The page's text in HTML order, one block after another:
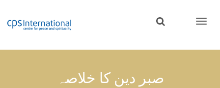
content
صبر دین کا خلاصہ